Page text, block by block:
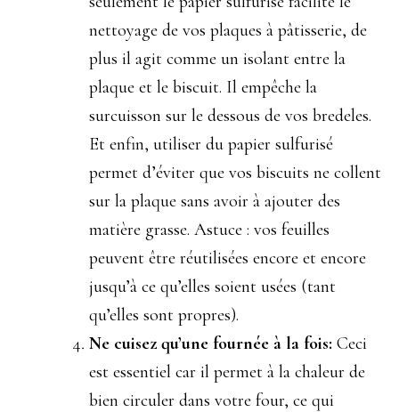
nettoyage de vos plaques à pâtisserie, de
plus il agit comme un isolant entre la
plaque et le biscuit. Il empêche la
surcuisson sur le dessous de vos bredeles.
Et enfin, utiliser du papier sulfurisé
permet d’éviter que vos biscuits ne collent
sur la plaque sans avoir à ajouter des
matière grasse. Astuce : vos feuilles
peuvent être réutilisées encore et encore
jusqu’à ce qu’elles soient usées (tant
qu’elles sont propres).
Ne cuisez qu’une fournée à la fois: Ceci
est essentiel car il permet à la chaleur de
bien circuler dans votre four, ce qui